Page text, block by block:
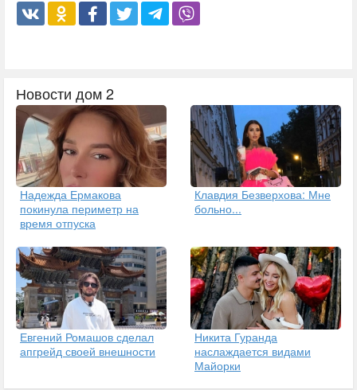
Новости дом 2
Надежда Ермакова
покинула периметр на
время отпуска
Клавдия Безверхова: Мне
больно...
Евгений Ромашов сделал
апгрейд своей внешности
Никита Гуранда
наслаждается видами
Майорки